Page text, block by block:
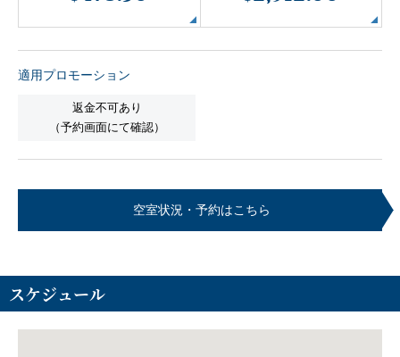
セレブリティクルーズの世
適用プロモーション
返金不可あり
（予約画面にて確認）
空室状況・予約はこちら
スケジュール